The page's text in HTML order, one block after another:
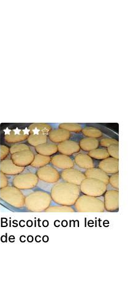
Biscoito com leite
de coco